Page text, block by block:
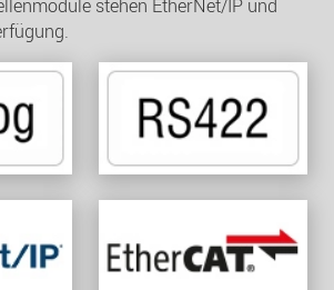
stehen EtherNet/IP und